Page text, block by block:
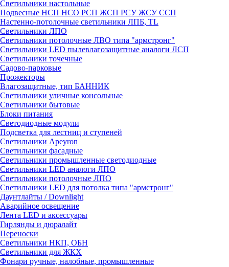
Светильники настольные
Подвесные НСП НСО РСП ЖСП РСУ ЖСУ ССП
Настенно-потолочные светильники ЛПБ, TL
Светильники ЛПО
Светильники потолочные ЛВО типа "армстронг"
Светильники LED пылевлагозащитные аналоги ЛСП
Светильники точечные
Садово-парковые
Прожекторы
Влагозащитные, тип БАННИК
Светильники уличные консольные
Светильники бытовые
Блоки питания
Светодиодные модули
Подсветка для лестниц и ступеней
Светильники Apeyron
Светильники фасадные
Светильники промышленные светодиодные
Светильники LED аналоги ЛПО
Светильники потолочные ЛПО
Светильники LED для потолка типа "армстронг"
Даунтлайты / Downlight
Аварийное освещение
Лента LED и аксессуары
Гирлянды и дюралайт
Переноски
Светильники НКП, ОБН
Светильники для ЖКХ
Фонари ручные, налобные, промышленные